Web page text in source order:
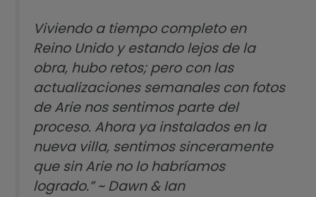
Viviendo a tiempo completo en
Reino Unido y estando lejos de la
obra, hubo retos; pero con las
actualizaciones semanales con fotos
de Arie nos sentimos parte del
proceso. Ahora ya instalados en la
nueva villa, sentimos sinceramente
que sin Arie no lo habríamos
logrado.” ~ Dawn & Ian